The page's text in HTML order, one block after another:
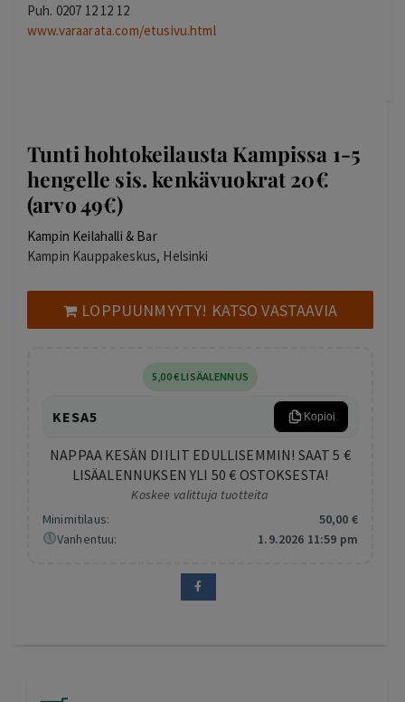
Puh. 0207 12 12 12
www.varaarata.com/etusivu.html
Tunti hohtokeilausta Kampissa 1-5
hengelle sis. kenkävuokrat 20€
(arvo 49€)
Kampin Keilahalli & Bar
Kampin Kauppakeskus, Helsinki
LOPPUUNMYYTY! KATSO VASTAAVIA
5 ,00€LISÄALENNUS
KESA5 Kopioi
NAPPAA KESÄN DIILIT EDULLISEMMIN! SAAT 5 €
LISÄALENNUKSEN YLI 50 € OSTOKSESTA!
Koskee valittuja tuotteita
Minimitilaus:
50,00 €
Vanhentuu:
1.9.2026 11:59 pm